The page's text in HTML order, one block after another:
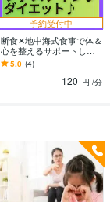
予約受付中
断食✕地中海式食事で体＆
心を整えるサポートしま
す 地中海式ファスティン
グでリバウンドせず体も
心も喜ぶ美習慣✨
5.0 (4)
120 円 /分